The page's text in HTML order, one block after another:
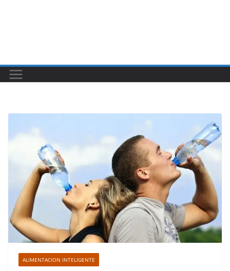
ALIMENTACION INTELIGENTE